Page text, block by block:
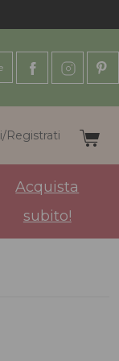
Registrati
Acquista
subito!